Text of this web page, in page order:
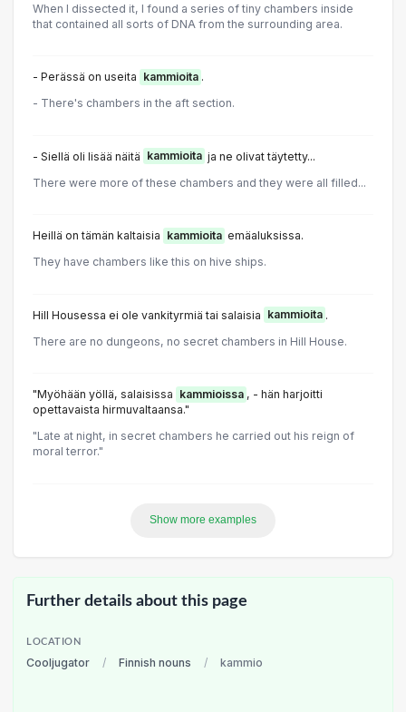
When I dissected it, I found a series of tiny chambers inside
that contained all sorts of DNA from the surrounding area.
- Perässä on useita kammioita .
- There's chambers in the aft section.
- Siellä oli lisää näitä kammioita ja ne olivat täytetty...
There were more of these chambers and they were all filled...
Heillä on tämän kaltaisia kammioita emäaluksissa.
They have chambers like this on hive ships.
Hill Housessa ei ole vankityrmiä tai salaisia kammioita .
There are no dungeons, no secret chambers in Hill House.
"Myöhään yöllä, salaisissa kammioissa , - hän harjoitti
opettavaista hirmuvaltaansa."
"Late at night, in secret chambers he carried out his reign of
moral terror."
Show more examples
Further details about this page
LOCATION
Cooljugator / Finnish nouns / kammio